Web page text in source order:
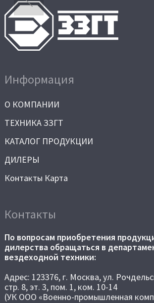
Информация
О КОМПАНИИ
ТЕХНИКА ЗЗГТ
КАТАЛОГ ПРОДУКЦИИ
ДИЛЕРЫ
Контакты Карта
Контакты
По вопросам приобретения
дилерства обращаться в
вездеходной техники:
Адрес: 123376, г. Москва, ул.
стр. 8, эт. 3, пом. 1, ком. 10-14
(УК ООО «Военно-промышленная